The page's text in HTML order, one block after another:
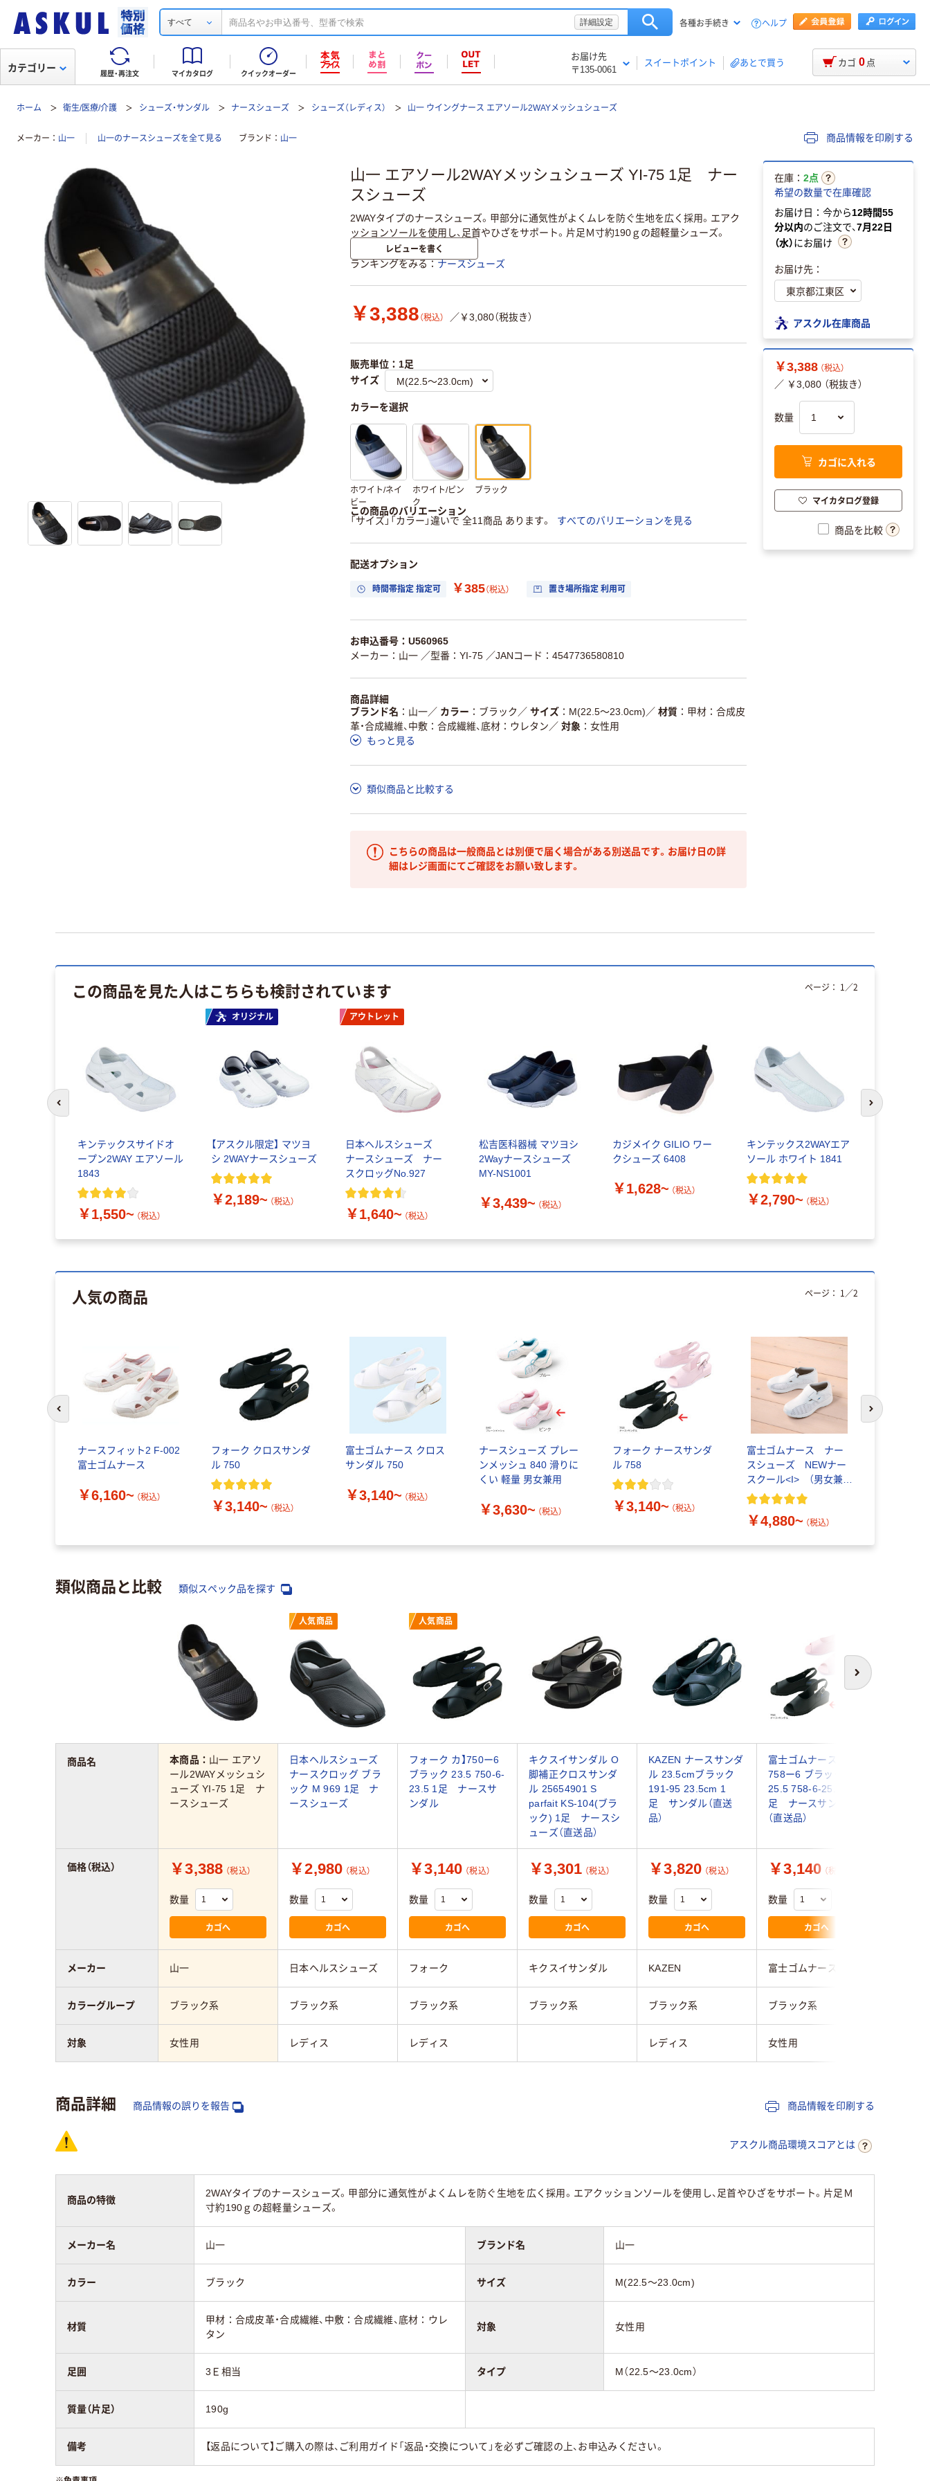
すべて 詳細設定 各種お手続き ヘルプ
履歴・再注文 マイカタログ クイックオーダー
お届け先
〒135-0061
スイートポイント あとで買う
カテゴリー カゴ 0 点
ホーム 衛生/医療/介護 シューズ・サンダル ナースシューズ シューズ（レディス） 山一 ウイングナース エアソール2WAYメッシュシューズ
メーカー 山一 山一のナースシューズを全て見る ブランド 山一 商品情報を印刷する
山一 エアソール2WAYメッシュシューズ YI-75 1足 ナー
スシューズ
2WAYタイプのナースシューズ。甲部分に通気性がよくムレを防ぐ生地を広く採用。エアク
ッションソールを使用し、足首やひざをサポート。片足Ｍ寸約190ｇの超軽量シューズ。
レビューを書く
ランキングをみる ナースシューズ
￥3,388 （税込） ／￥3,080（税抜き）
販売単位：1足
サイズ
カラーを選択
ホワイト/ネイ
ビー
ホワイト/ピン
ク
ブラック
この商品のバリエーション
「サイズ」「カラー」違いで 全11商品 あります。
すべてのバリエーションを見る
配送オプション
時間帯指定 指定可 ￥385（税込） 置き場所指定 利用可
お申込番号：U560965
メーカー：山一 ／型番：YI-75 ／JANコード：4547736580810
商品詳細
ブランド名
山一／ カラー ブラック ／ サイズ M(22.5～23.0cm) ／ 材質
甲材：合成皮
革・合成繊維、中敷：合成繊維、底材：ウレタン ／ 対象
女性用
もっと見る
類似商品と比較する
こちらの商品は一般商品とは別便で届く場合がある別送品です。お届け日の詳
細はレジ画面にてご確認をお願い致します。
在庫： 2点
希望の数量で在庫確認
お届け日：今から12時間55
分以内のご注文で、7月22日
（水）にお届け
お届け先：
アスクル在庫商品
￥3,388 （税込）
／ ￥3,080 （税抜き）
数量
カゴに入れる
マイカタログ登録
商品を比較
この商品を見た人はこちらも検討されています
キンテックスサイドオ
ープン2WAY エアソール
1843
￥1,550~ （税込）
オリジナル
【アスクル限定】 マツヨ
シ 2WAYナースシューズ
￥2,189~ （税込）
アウトレット
日本ヘルスシューズ
ナースシューズ ナー
スクロッグNo.927
￥1,640~ （税込）
松吉医科器械 マツヨシ
2Wayナースシューズ
MY-NS1001
￥3,439~ （税込）
カジメイク GILIO ワー
クシューズ 6408
￥1,628~ （税込）
キンテックス2WAYエア
ソール ホワイト 1841
￥2,790~ （税込）
ページ： 1 ／2
前のスライドへ 次のスライド
人気の商品
ナースフィット2 F-002
富士ゴムナース
￥6,160~ （税込）
フォーク クロスサンダ
ル 750
￥3,140~ （税込）
富士ゴムナース クロス
サンダル 750
￥3,140~ （税込）
ナースシューズ プレー
ンメッシュ 840 滑りに
くい 軽量 男女兼用
￥3,630~ （税込）
フォーク ナースサンダ
ル 758
￥3,140~ （税込）
富士ゴムナース ナー
スシューズ NEWナー
スクール<I> （男女兼
用）
￥4,880~ （税込）
ページ： 1 ／2
前のスライドへ 次のスライド
類似商品と比較 類似スペック品を探す
次へ
人気商品 人気商品
本商品： 山一 エアソ
ール2WAYメッシュシ
ューズ YI-75 1足 ナ
ースシューズ
日本ヘルスシューズ
ナースクロッグ ブラ
ック M 969 1足 ナ
ースシューズ
フォーク カ】750ー6
ブラック 23.5 750-6-
23.5 1足 ナースサ
ンダル
キクスイサンダル O
脚補正クロスサンダ
ル 25654901 S
parfait KS-104(ブラ
ック) 1足 ナースシ
ューズ（直送品）
KAZEN ナースサンダ
ル 23.5cmブラック
191-95 23.5cm 1
足 サンダル（直送
品）
富士ゴムナース カ】
758ー6 ブラック
25.5 758-6-25.5 1
足 ナースサンダル
（直送品）
￥3,388 （税込）
数量
カゴへ
￥2,980 （税込）
数量
カゴへ
￥3,140 （税込）
数量
カゴへ
￥3,301 （税込）
数量
カゴへ
￥3,820 （税込）
数量
カゴへ
￥3,140 （税込）
数量
カゴへ
山一 日本ヘルスシューズ フォーク キクスイサンダル KAZEN 富士ゴムナース
ブラック系 ブラック系 ブラック系 ブラック系 ブラック系 ブラック系
女性用 レディス レディス レディス 女性用
商品名
価格（税込）
メーカー
カラーグループ
対象
商品詳細 商品情報の誤りを報告 商品情報を印刷する
アスクル商品環境スコアとは
商品の特徴
2WAYタイプのナースシューズ。甲部分に通気性がよくムレを防ぐ生地を広く採用。エアクッションソールを使用し、足首やひざをサポート。片足Ｍ
寸約190ｇの超軽量シューズ。
メーカー名 山一 ブランド名 山一
カラー ブラック サイズ M(22.5～23.0cm)
材質
甲材：合成皮革・合成繊維、中敷：合成繊維、底材：ウレ
タン
対象 女性用
足囲 3Ｅ相当 タイプ M（22.5～23.0cm）
質量（片足） 190g
備考 【返品について】ご購入の際は、ご利用ガイド「返品・交換について」を必ずご確認の上、お申込みください。